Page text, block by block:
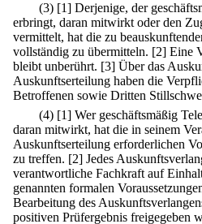
(3) [1] Derjenige, der
erbringt, daran mitwirkt oder den
vermittelt, hat die zu
vollständig zu übermitteln. [2] Eine
bleibt unberührt. [3] Über das
Auskunftserteilung haben die
Betroffenen sowie Dritten
(4) [1] Wer geschäftsmäßig
daran mitwirkt, hat die in seinem
Auskunftserteilung erforderlichen
zu treffen. [2] Jedes
verantwortliche Fachkraft auf
genannten formalen
Bearbeitung des
positiven Prüfergebnis freigegeben